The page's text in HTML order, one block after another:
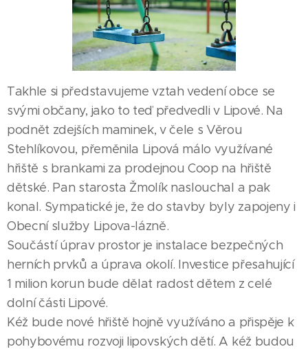
Takhle si představujeme vztah vedení obce se
svými občany, jako to teď předvedli v Lipové. Na
podnět zdejších maminek, v čele s Věrou
Stehlíkovou, přeměnila Lipová málo využívané
hřiště s brankami za prodejnou Coop na hřiště
dětské. Pan starosta Žmolík naslouchal a pak
konal. Sympatické je, že do stavby byly zapojeny i
Obecní služby Lipova-lázně.
Součástí úprav prostor je instalace bezpečných
herních prvků a úprava okolí. Investice přesahující
1 milion korun bude dělat radost dětem z celé
dolní části Lipové.
Kéž bude nové hřiště hojně využíváno a přispěje k
pohybovému rozvoji lipovských dětí. A kéž budou